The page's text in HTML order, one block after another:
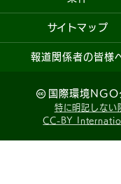
サイトマップ
報道関係者の皆様
国際環境NGO
特に明記しない
CC-BY